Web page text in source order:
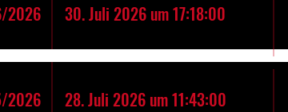
2026 30. Juli 2026 um 17:18:00
2026 28. Juli 2026 um 11:43:00